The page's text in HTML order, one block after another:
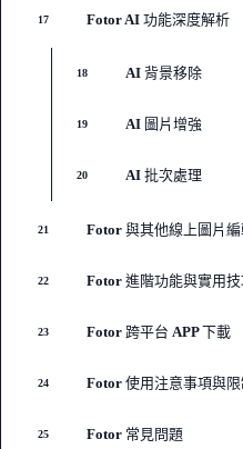
17 Fotor AI 功能深度解析
18 AI 背景移除
19 AI 圖片增強
20 AI 批次處理
21 Fotor 與其他線上圖片
22 Fotor 進階功能與實用
23 Fotor 跨平台 APP 下載
24 Fotor 使用注意事項與限
25 Fotor 常見問題